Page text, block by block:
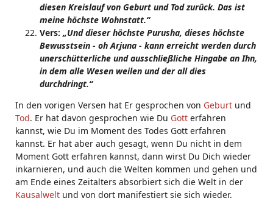
diesen Kreislauf von Geburt und Tod zurück. Das ist
meine höchste Wohnstatt.“
Vers: „Und dieser höchste Purusha, dieses höchste
Bewusstsein - oh Arjuna - kann erreicht werden durch
unerschütterliche und ausschließliche Hingabe an Ihn,
in dem alle Wesen weilen und der all dies
durchdringt.“
In den vorigen Versen hat Er gesprochen von Geburt und
Tod. Er hat davon gesprochen wie Du Gott erfahren
kannst, wie Du im Moment des Todes Gott erfahren
kannst. Er hat aber auch gesagt, wenn Du nicht in dem
Moment Gott erfahren kannst, dann wirst Du Dich wieder
inkarnieren, und auch die Welten kommen und gehen und
am Ende eines Zeitalters absorbiert sich die Welt in der
Kausalwelt und von dort manifestiert sie sich wieder.